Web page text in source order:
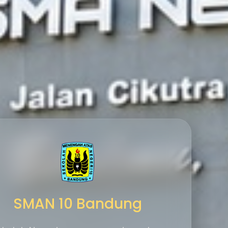
SMAN 10 Bandung